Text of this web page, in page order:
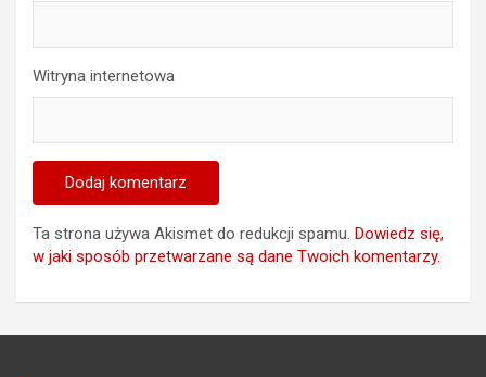
Witryna internetowa
Ta strona używa Akismet do redukcji spamu. Dowiedz się,
w jaki sposób przetwarzane są dane Twoich komentarzy.